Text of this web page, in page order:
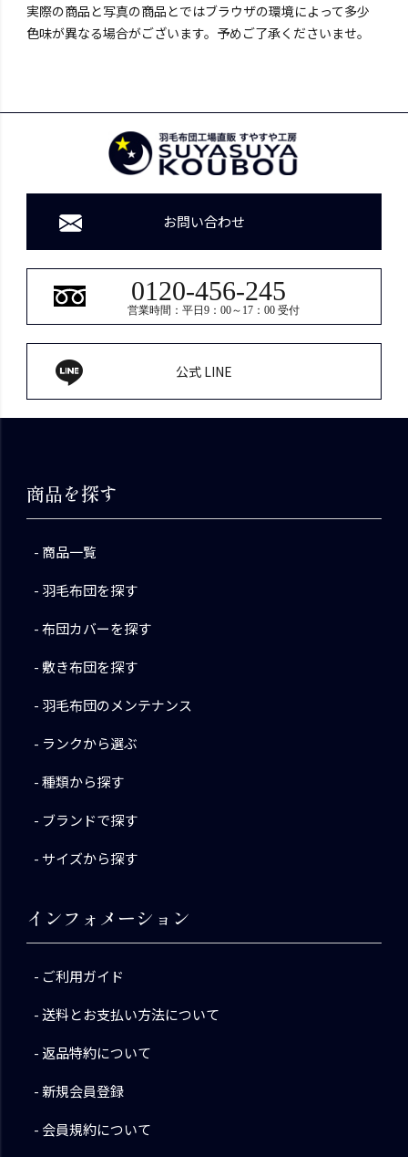
実際の商品と写真の商品とではブラウザの環境によって多少
色味が異なる場合がございます。予めご了承くださいませ。
お問い合わせ
0120-456-245
営業時間：平日9：00～17：00 受付
公式 LINE
商品を探す
商品一覧
羽毛布団を探す
布団カバーを探す
敷き布団を探す
羽毛布団のメンテナンス
ランクから選ぶ
種類から探す
ブランドで探す
サイズから探す
インフォメーション
ご利用ガイド
送料とお支払い方法について
返品特約について
新規会員登録
会員規約について